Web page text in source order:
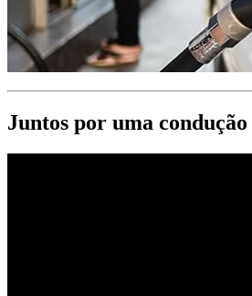
Juntos por uma